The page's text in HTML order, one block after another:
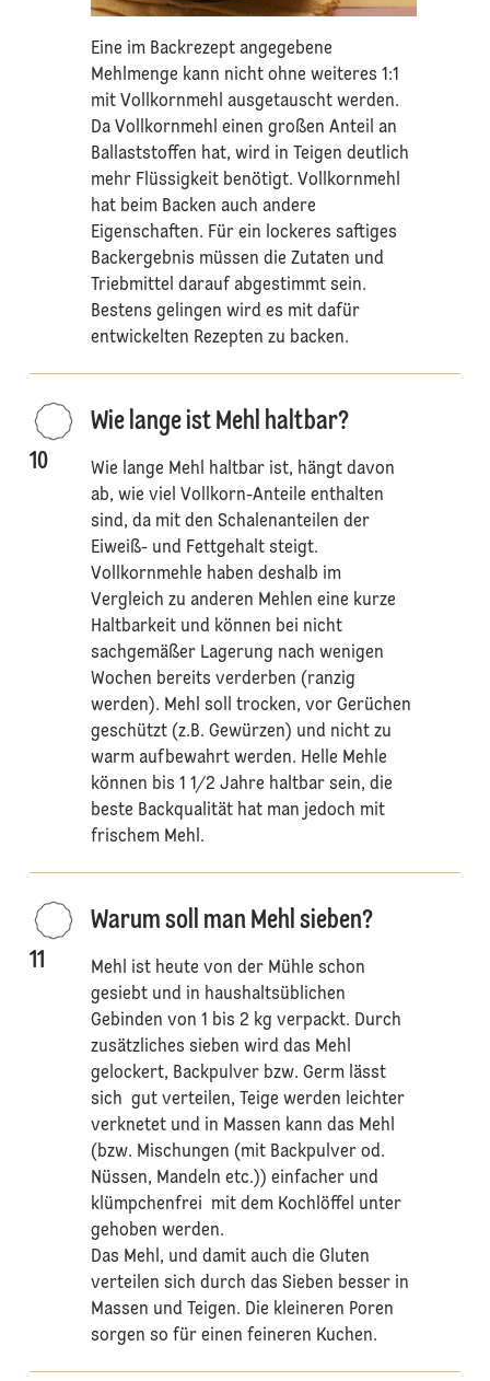
Eine im Backrezept angegebene
Mehlmenge kann nicht ohne weiteres 1:1
mit Vollkornmehl ausgetauscht werden.
Da Vollkornmehl einen großen Anteil an
Ballaststoffen hat, wird in Teigen deutlich
mehr Flüssigkeit benötigt. Vollkornmehl
hat beim Backen auch andere
Eigenschaften. Für ein lockeres saftiges
Backergebnis müssen die Zutaten und
Triebmittel darauf abgestimmt sein.
Bestens gelingen wird es mit dafür
entwickelten Rezepten zu backen.
10
Wie lange ist Mehl haltbar?
Wie lange Mehl haltbar ist, hängt davon
ab, wie viel Vollkorn-Anteile enthalten
sind, da mit den Schalenanteilen der
Eiweiß- und Fettgehalt steigt.
Vollkornmehle haben deshalb im
Vergleich zu anderen Mehlen eine kurze
Haltbarkeit und können bei nicht
sachgemäßer Lagerung nach wenigen
Wochen bereits verderben (ranzig
werden). Mehl soll trocken, vor Gerüchen
geschützt (z.B. Gewürzen) und nicht zu
warm aufbewahrt werden. Helle Mehle
können bis 1 1/2 Jahre haltbar sein, die
beste Backqualität hat man jedoch mit
frischem Mehl.
11
Warum soll man Mehl sieben?
Mehl ist heute von der Mühle schon
gesiebt und in haushaltsüblichen
Gebinden von 1 bis 2 kg verpackt. Durch
zusätzliches sieben wird das Mehl
gelockert, Backpulver bzw. Germ lässt
sich gut verteilen, Teige werden leichter
verknetet und in Massen kann das Mehl
(bzw. Mischungen (mit Backpulver od.
Nüssen, Mandeln etc.)) einfacher und
klümpchenfrei mit dem Kochlöffel unter
gehoben werden.
Das Mehl, und damit auch die Gluten
verteilen sich durch das Sieben besser in
Massen und Teigen. Die kleineren Poren
sorgen so für einen feineren Kuchen.